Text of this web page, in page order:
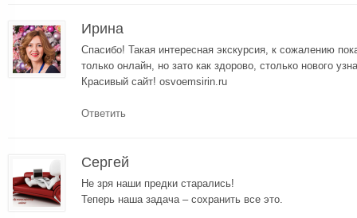
Ирина
Спасибо! Такая интересная экскурсия, к сожалению
только онлайн, но зато как здорово, столько нового
Красивый сайт! osvoemsirin.ru
Ответить
Сергей
Не зря наши предки старались!
Теперь наша задача – сохранить все это.